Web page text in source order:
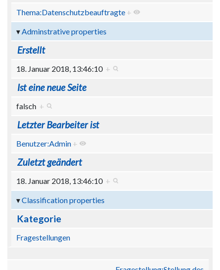
Thema:Datenschutzbeauftragte +
Adminstrative properties
Erstellt
18. Januar 2018, 13:46:10 +
Ist eine neue Seite
falsch +
Letzter Bearbeiter ist
Benutzer:Admin +
Zuletzt geändert
18. Januar 2018, 13:46:10 +
Classification properties
Kategorie
Fragestellungen